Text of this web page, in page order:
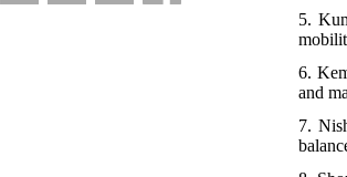
5.
6.
and
7.